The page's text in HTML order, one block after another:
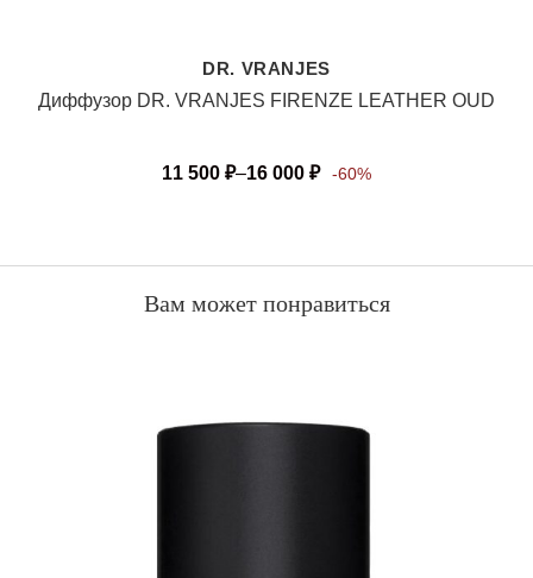
DR. VRANJES
Диффузор DR. VRANJES FIRENZE LEATHER OUD
11 500 ₽–16 000 ₽ -60%
Вам может понравиться